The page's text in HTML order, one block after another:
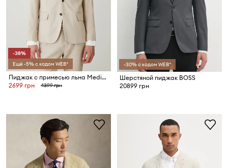
-38%
Ещё -5% с кодом WEB*
Пиджак с примесью льна Medicine
2699 грн
4399 грн
-30% с кодом WEB*
Шерстяной пиджак BOSS
20899 грн